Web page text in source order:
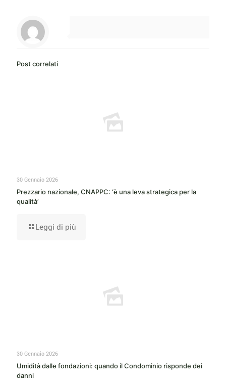
Post correlati
30 Gennaio 2026
Prezzario nazionale, CNAPPC: ‘è una leva strategica per la
qualità’
Leggi di più
30 Gennaio 2026
Umidità dalle fondazioni: quando il Condominio risponde dei
danni